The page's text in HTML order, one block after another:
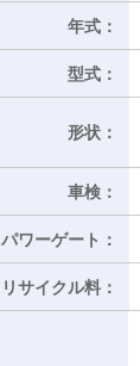
年式：
型式：
形状：
車検：
パワーゲート：
リサイクル料：